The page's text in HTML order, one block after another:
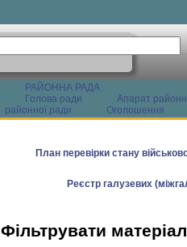
РАЙОННА РАДА
Голова ради
Апарат
районної ради
Оголошення
План перевірки стану
Реєстр галузевих
Фільтрувати